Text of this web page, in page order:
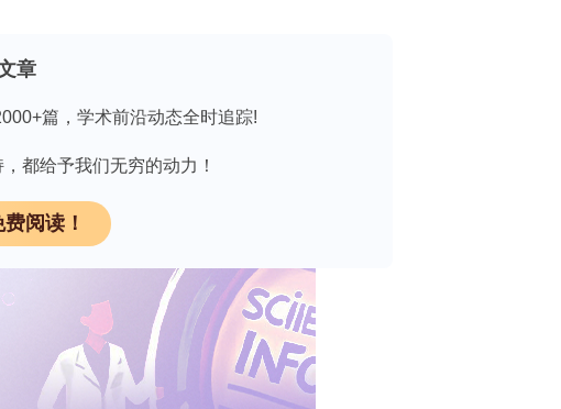
异，可作为牙科教育中实用的辅助
题的回答表现也不尽相同，因此在
格评估。
5.2、Gemini-3和DeepSeek-
选择题的回答准确性与一致性。
章
篇，学术前沿动态全时追踪!
都给予我们无穷的动力！
阅读！